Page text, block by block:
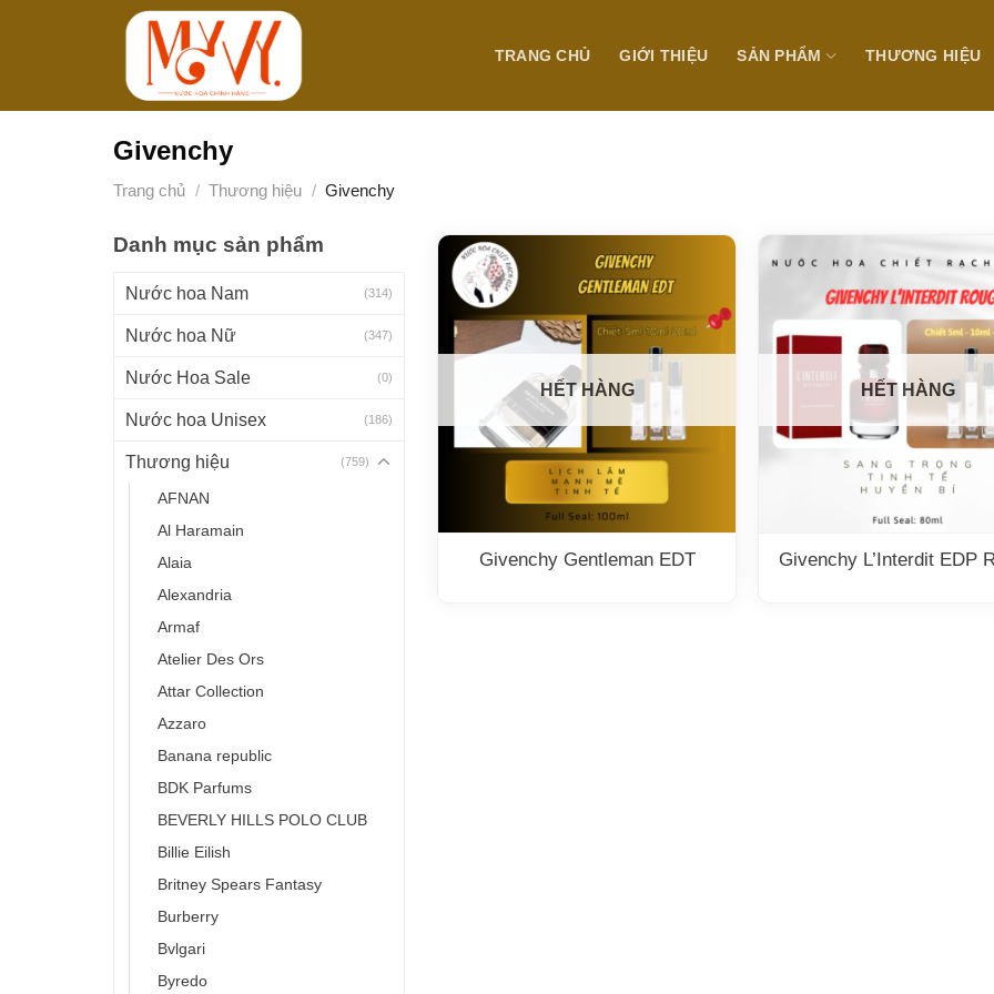
TRANG CHỦ GIỚI THIỆU SẢN PHẨM THƯƠNG HIỆU
Givenchy
Trang chủ / Thương hiệu / Givenchy
Danh mục sản phẩm
Nước hoa Nam (314)
Nước hoa Nữ (347)
Nước Hoa Sale (0)
Nước hoa Unisex (186)
Thương hiệu (759)
AFNAN
Al Haramain
Alaia
Alexandria
Armaf
Atelier Des Ors
Attar Collection
Azzaro
Banana republic
BDK Parfums
BEVERLY HILLS POLO CLUB
Billie Eilish
Britney Spears Fantasy
Burberry
Bvlgari
Byredo
HẾT HÀNG
Givenchy Gentleman EDT
HẾT HÀNG
Givenchy L’Interdit EDP